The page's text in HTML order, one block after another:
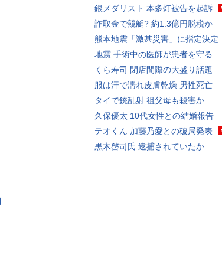
銀メダリスト 本多灯被告を起訴
詐取金で競艇? 約1.3億円脱税か
熊本地震「激甚災害」に指定決定
地震 手術中の医師が患者を守る
くら寿司 閉店間際の大盛り話題
服は汗で濡れ皮膚乾燥 男性死亡
タイで銃乱射 祖父母も殺害か
久保優太 10代女性との結婚報告
テオくん 加藤乃愛との破局発表
黒木啓司氏 逮捕されていたか